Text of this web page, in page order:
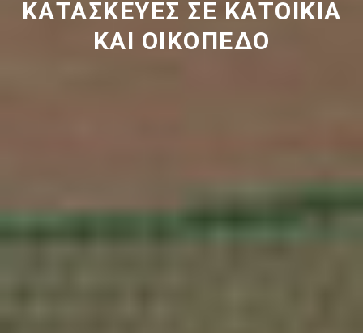
ΚΑΤΑΣΚΕΥΕΣ ΣΕ ΚΑΤΟΙΚΙΑ
ΚΑΙ ΟΙΚΟΠΕΔΟ